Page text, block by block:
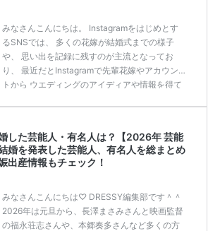
みなさんこんにちは。 Instagramをはじめとす
るSNSでは、 多くの花嫁が結婚式までの様子
や、 思い出を記録に残すのが主流となってお
り、 最近だとInstagramで先輩花嫁やアカウン
トから ウエディングのアイディアや情報を得て
ンの 人気投票に参加しました。 こちらの記事で
は集計結果をリアルなランキングにまとめてい
ます。 (※2025年8月の調査結果です) ​​ ドレスの
の女性がドレスにこ […]続きを読む
した芸能人・有名人は？【2026年 芸能
婚を発表した芸能人、有名人を総まとめ
出産情報もチェック！
みなさんこんにちは♡ DRESSY編集部です＾＾
2026年は元旦から、長澤まさみさんと映画監督
の福永荘志さんや、本郷奏多さんなど多くの方